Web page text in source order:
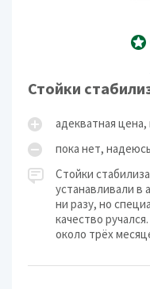
Стойки
адекватная
пока нет,
Стойки
устанавливали в
ни разу, но
качество
около трёх